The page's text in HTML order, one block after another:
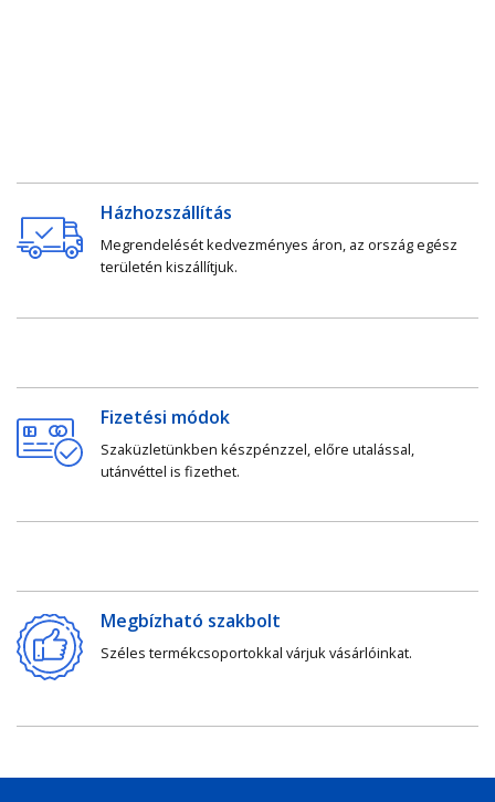
Házhozszállítás
Megrendelését kedvezményes áron, az ország egész
területén kiszállítjuk.
Fizetési módok
Szaküzletünkben készpénzzel, előre utalással,
utánvéttel is fizethet.
Megbízható szakbolt
Széles termékcsoportokkal várjuk vásárlóinkat.